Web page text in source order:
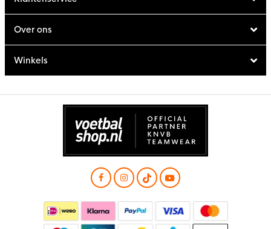
Over ons
Winkels